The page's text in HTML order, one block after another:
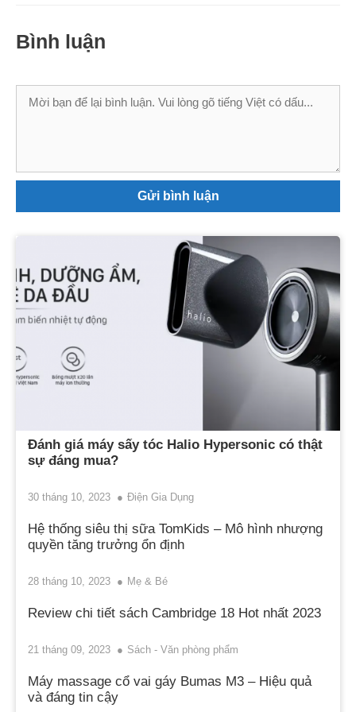
Bình luận
Bình
Đánh giá máy sấy tóc Halio Hypersonic có thật
sự đáng mua?
30 tháng 10, 2023 Điện Gia Dụng
Hệ thống siêu thị sữa TomKids – Mô hình nhượng
quyền tăng trưởng ổn định
28 tháng 10, 2023 Mẹ & Bé
Review chi tiết sách Cambridge 18 Hot nhất 2023
21 tháng 09, 2023 Sách - Văn phòng phẩm
Máy massage cổ vai gáy Bumas M3 – Hiệu quả
và đáng tin cậy